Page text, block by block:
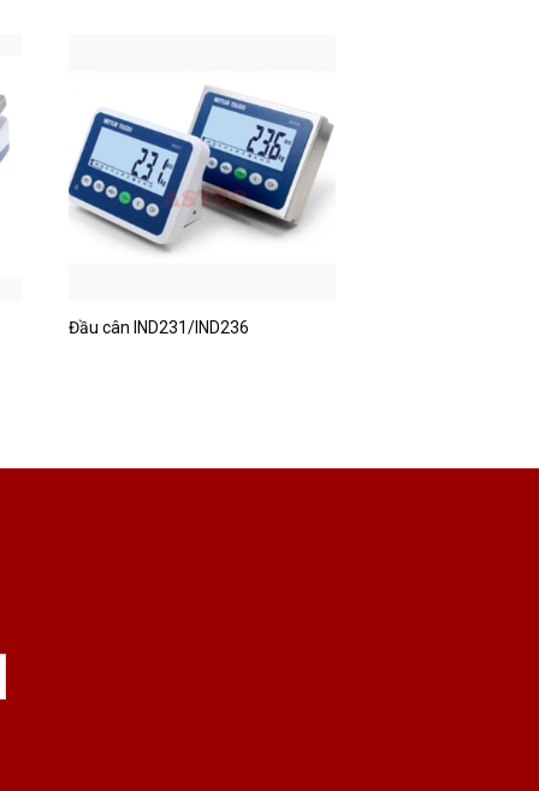
Đầu cân IND231/IND236